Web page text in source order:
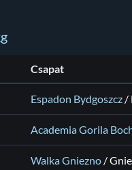
Csapat
Espadon Bydgoszcz /
Academia Gorila
Walka Gniezno /